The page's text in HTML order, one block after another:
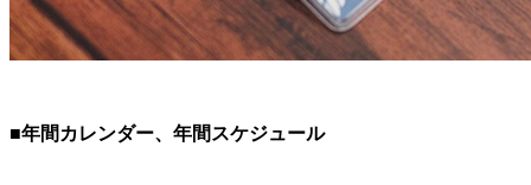
■年間カレンダー、年間スケジュール